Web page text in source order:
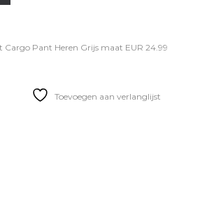
Cargo Pant Heren Grijs maat EUR 24.99
Toevoegen aan verlanglijst